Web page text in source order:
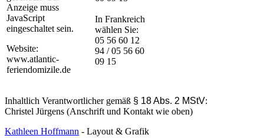
Anzeige muss
JavaScript
eingeschaltet sein.
Website:
www.atlantic-
feriendomizile.de
In Frankreich
wählen Sie:
05 56 60 12
94 / 05 56 60
09 15
Inhaltlich Verantwortlicher gemäß § 18 Abs. 2 MStV:
Christel Jürgens (Anschrift und Kontakt wie oben)
Kathleen Hoffmann - Layout & Grafik